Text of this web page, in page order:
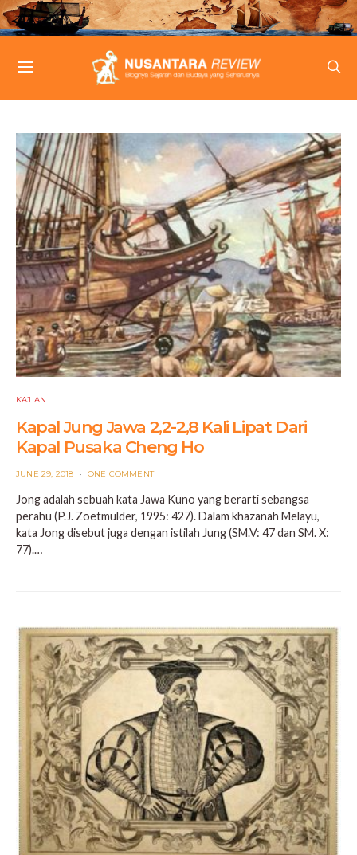
KAJIAN
Kapal Jung Jawa 2,2-2,8 Kali Lipat Dari
Kapal Pusaka Cheng Ho
POSTED
JUNE 29, 2018 ONE COMMENT
Jong adalah sebuah kata Jawa Kuno yang berarti sebangsa
perahu (P.J. Zoetmulder, 1995: 427). Dalam khazanah Melayu,
kata Jong disebut juga dengan istilah Jung (SM.V: 47 dan SM. X:
77).…